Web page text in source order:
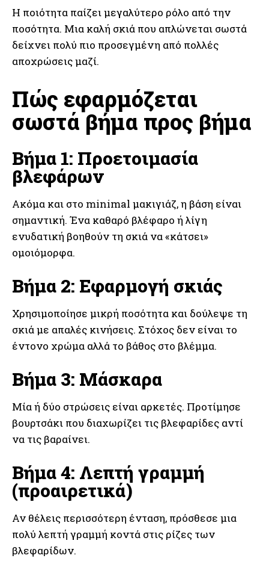
Η ποιότητα παίζει μεγαλύτερο ρόλο από την
ποσότητα. Μια καλή σκιά που απλώνεται σωστά
δείχνει πολύ πιο προσεγμένη από πολλές
αποχρώσεις μαζί.
Πώς εφαρμόζεται
σωστά βήμα προς βήμα
Βήμα 1: Προετοιμασία
βλεφάρων
Ακόμα και στο minimal μακιγιάζ, η βάση είναι
σημαντική. Ένα καθαρό βλέφαρο ή λίγη
ενυδατική βοηθούν τη σκιά να «κάτσει»
ομοιόμορφα.
Βήμα 2: Εφαρμογή σκιάς
Χρησιμοποίησε μικρή ποσότητα και δούλεψε τη
σκιά με απαλές κινήσεις. Στόχος δεν είναι το
έντονο χρώμα αλλά το βάθος στο βλέμμα.
Βήμα 3: Μάσκαρα
Μία ή δύο στρώσεις είναι αρκετές. Προτίμησε
βουρτσάκι που διαχωρίζει τις βλεφαρίδες αντί
να τις βαραίνει.
Βήμα 4: Λεπτή γραμμή
(προαιρετικά)
Αν θέλεις περισσότερη ένταση, πρόσθεσε μια
πολύ λεπτή γραμμή κοντά στις ρίζες των
βλεφαρίδων.